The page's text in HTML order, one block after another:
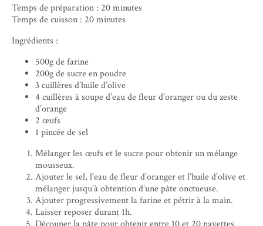
Temps de préparation : 20 minutes
Temps de cuisson : 20 minutes
Ingrédients :
500g de farine
200g de sucre en poudre
3 cuillères d’huile d’olive
4 cuillères à soupe d’eau de fleur d’oranger ou du zeste
d’orange
2 œufs
1 pincée de sel
Mélanger les œufs et le sucre pour obtenir un mélange
mousseux.
Ajouter le sel, l’eau de fleur d’oranger et l’huile d’olive et
mélanger jusqu’à obtention d’une pâte onctueuse.
Ajouter progressivement la farine et pétrir à la main.
Laisser reposer durant 1h.